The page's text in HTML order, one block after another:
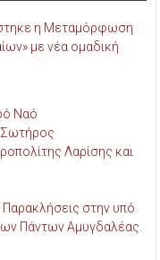
η Μεταμόρφωση
με νέα ομαδική
Ναό
Λαρίσης και
Παρακλήσεις στην υπό
Πάντων Αμυγδαλέας.